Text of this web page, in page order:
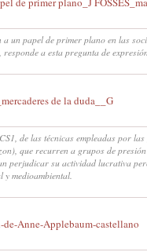
un papel de primer plano en las
a esta pregunta de
de la duda__G
de las técnicas empleadas por
que recurren a grupos de
perjudicar su actividad lucrativa
y medioambiental.
Anne-Applebaum-castellano